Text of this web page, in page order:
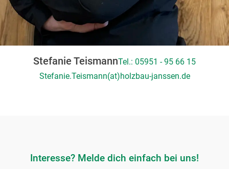
Stefanie TeismannTel.: 05951 - 95 66 15
Stefanie.Teismann(at)holzbau-janssen.de
Interesse? Melde dich einfach bei uns!